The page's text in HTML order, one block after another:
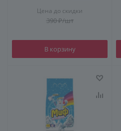
Цена до скидки
390₽/шт
В корзину